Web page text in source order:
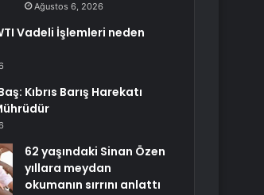
Ağustos 6, 2026
Vadeli İşlemleri neden
Kıbrıs Barış Harekatı
62 yaşındaki Sinan Özen
yıllara meydan
okumanın sırrını anlattı